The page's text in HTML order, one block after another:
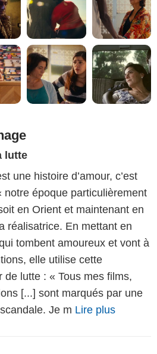
lutte
une histoire d’amour, c’est
notre époque particulièrement
en Orient et maintenant en
réalisatrice. En mettant en
tombent amoureux et vont à
elle utilise cette
de lutte : « Tous mes films,
[...] sont marqués par une
Je m Lire plus